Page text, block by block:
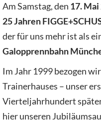
Am Samstag, den 17.
25 Jahren
der für uns mehr ist als
Galopprennbahn
Im Jahr 1999 bezogen
Trainerhauses – unser
Vierteljahrhundert
hier unseren